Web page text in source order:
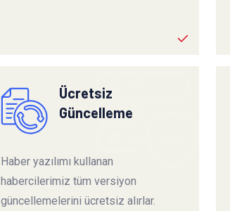
Ücretsiz
Güncelleme
Haber yazılımı kullanan
habercilerimiz tüm versiyon
güncellemelerini ücretsiz alırlar.